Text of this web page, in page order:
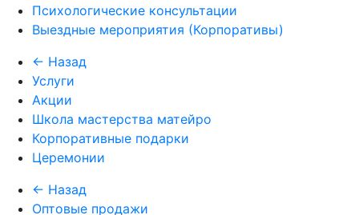
Психологические консультации
Выездные мероприятия (Корпоративы)
← Назад
Услуги
Акции
Школа мастерства матейро
Корпоративные подарки
Церемонии
← Назад
Оптовые продажи